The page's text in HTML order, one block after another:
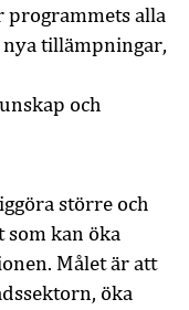
programmets alla
tillämpningar,
och
större och
kan öka
Målet är att
öka